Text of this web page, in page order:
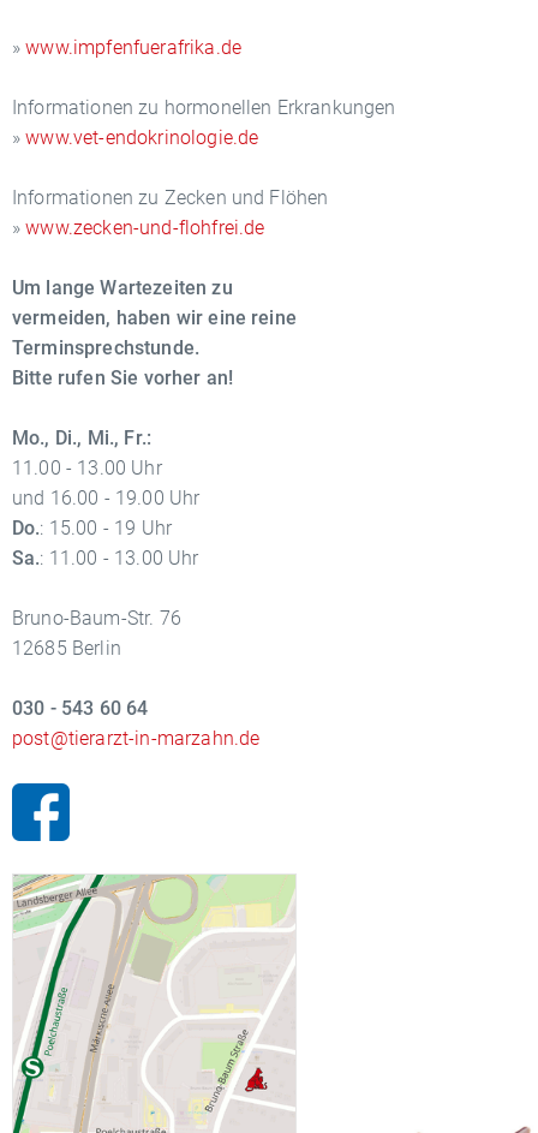
»www.impfenfuerafrika.de
Informationen zu hormonellen Erkrankungen
»www.vet-endokrinologie.de
Informationen zu Zecken und Flöhen
»www.zecken-und-flohfrei.de
Um lange Wartezeiten zu
vermeiden, haben wir eine reine
Terminsprechstunde.
Bitte rufen Sie vorher an!
Mo., Di., Mi., Fr.:
11.00 - 13.00 Uhr
und 16.00 - 19.00 Uhr
Do.: 15.00 - 19 Uhr
Sa.: 11.00 - 13.00 Uhr
Bruno-Baum-Str. 76
12685 Berlin
030 - 543 60 64
post@tierarzt-in-marzahn.de